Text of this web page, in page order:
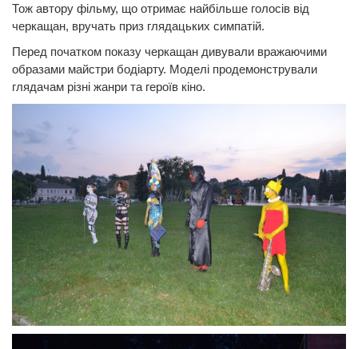
Тож автору фільму, що отримає найбільше голосів від
черкащан, вручать приз глядацьких симпатій.
Перед початком показу черкащан дивували вражаючими
образами майстри бодіарту. Моделі продемонстрували
глядачам різні жанри та героїв кіно.